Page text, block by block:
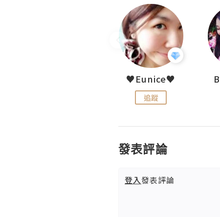
♥Eunice♥
追蹤
發表評論
登入發表評論